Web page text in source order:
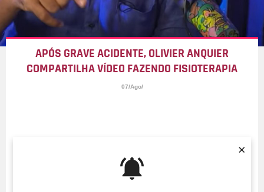
×
APÓS GRAVE ACIDENTE, OLIVIER ANQUIER
COMPARTILHA VÍDEO FAZENDO FISIOTERAPIA
07/Ago/